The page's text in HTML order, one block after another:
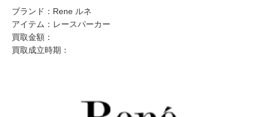
ブランド： Rene ルネ
アイテム： レースパーカー
買取金額：
買取成立時期：